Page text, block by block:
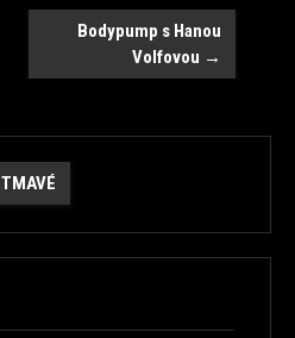
Bodypump s Hanou
Volfovou →
TMAVÉ